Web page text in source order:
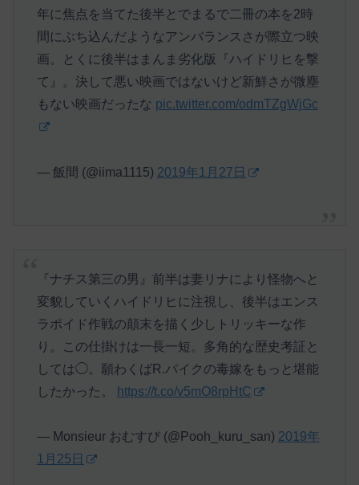
年に焦点を当てた後半とでまるで二冊の本を2時
間にぶち込んだようなアンバランスさが際立つ映
画。とくに後半はまんま劣化版『ハイドリヒを撃
て』。決して悪い映画ではないけど新鮮さが微塵
もない映画だったな pic.twitter.com/odmTZgWjGc
— 飯間 (@iima1115) 2019年1月27日
『ナチス第三の男』前半は妻リナにより怪物へと
変貌していくハイドリヒに注視し、後半はエンス
ラポイド作戦の顛末を描く少しトリッキーな作
り。この仕掛けは一長一短。多角的な歴史考証と
しては◯。願わくばR.パイクの毒嫁をもっと堪能
したかった。
https://t.co/v5mO8rpHtC
— Monsieur おむすび (@Pooh_kuru_san) 2019年
1月25日